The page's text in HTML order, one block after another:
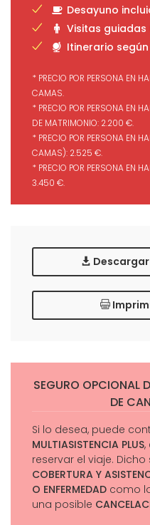
Desayuno
Visitas
Itinerario
* PRECIO POR PERSONA EN
CAMAS.
* PRECIO POR PERSONA EN
DE MATRIMONIO: 2.200 €.
* PRECIO POR PERSONA EN
CAMAS): 2.525 €.
* PRECIO POR PERSONA EN
3.450 €.
SEGURO OPCIONAL
DE
Si lo desea, puede
MULTIASISTENCIA PLUS,
reservar el viaje.
COBERTURA Y
O ENFERMEDAD como
una posible